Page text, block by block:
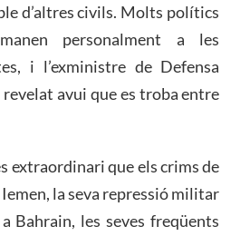
d’altres civils. Molts polítics
personalment a les
i l’exministre de Defensa
avui que es troba entre
extraordinari que els crims de
la seva repressió militar
Bahrain, les seves freqüents